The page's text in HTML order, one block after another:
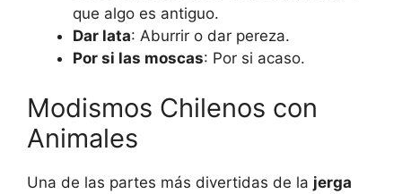
que algo es antiguo.
Dar lata: Aburrir o dar pereza.
Por si las moscas: Por si acaso.
Modismos Chilenos con
Animales
Una de las partes más divertidas de la jerga